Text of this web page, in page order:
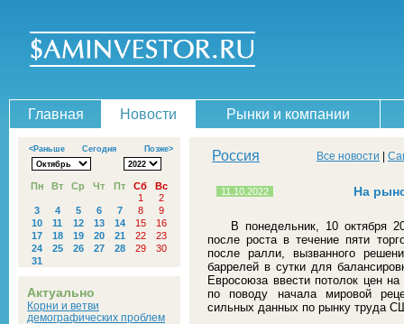
Главная Новости Рынки и компании
<Раньше Сегодня Позже>
Пн Вт Ср Чт Пт Сб
Вс
1
2
3
4 5 6 7 8
9
10
11 12 13 14 15
16
17
18 19 20 21 22
23
24
25 26 27 28 29
30
31
Актуально
Корни и ветви
демографических проблем
Россия Все новости |
11.10.2022 На
В понедельник, 10 октября
после роста в течение пяти
после ралли, вызванного
баррелей в сутки для
Евросоюза ввести потолок цен
по поводу начала мировой
сильных данных по рынку труда